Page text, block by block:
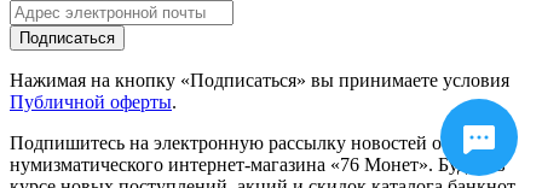
Подписаться
Нажимая на кнопку «Подписаться» вы принимаете условия
Публичной оферты.
Подпишитесь на электронную рассылку новостей от
нумизматического интернет-магазина «76 Монет». Будьте
в